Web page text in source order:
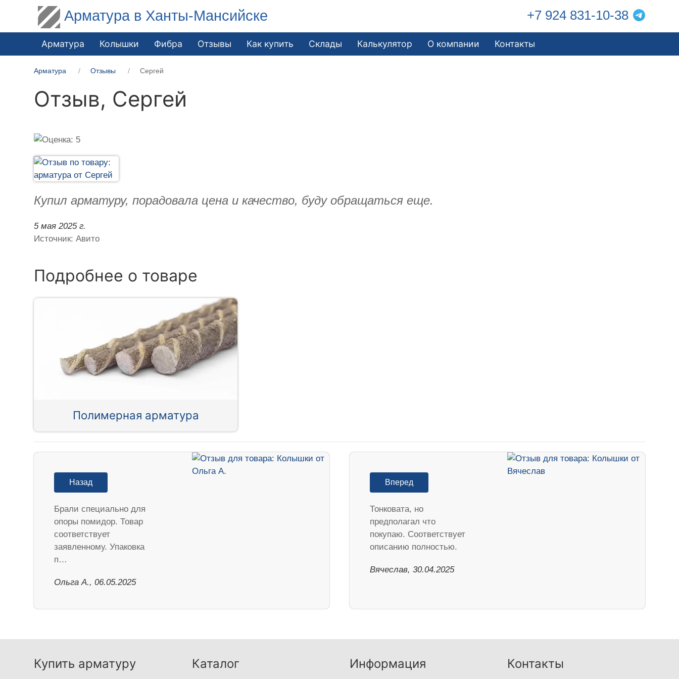
Арматура в Ханты-Мансийске +7 924 831-10-38
Арматура Колышки Фибра Отзывы Как купить Склады Калькулятор О компании Контакты
Арматура Отзывы Сергей
Отзыв, Сергей
Купил арматуру, порадовала цена и качество, буду обращаться еще.
5 мая 2025 г.
Источник: Авито
Подробнее о товаре
Полимерная арматура
Назад
Брали специально для
опоры помидор. Товар
соответствует
заявленному. Упаковка
п…
Ольга А., 06.05.2025
Вперед
Тонковата, но
предполагал что
покупаю. Соответствует
описанию полностью.
Вячеслав, 30.04.2025
Купить арматуру Каталог Информация Контакты